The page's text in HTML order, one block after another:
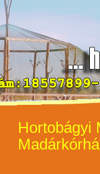
Hortobágyi